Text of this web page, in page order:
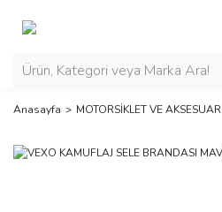
Anasayfa MOTORSİKLET VE AKSESUAR